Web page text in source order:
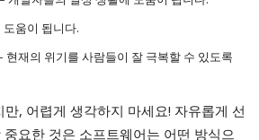
움이 됩니다.
현재의 위기를 사람들이 잘 극복할 수 있도록
, 어렵게 생각하지 마세요! 자유롭게 선
요한 것은 소프트웨어는 어떤 방식으